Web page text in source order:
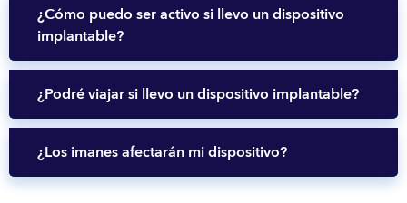
¿Cómo puedo ser activo si llevo un dispositivo
implantable?
¿Podré viajar si llevo un dispositivo implantable?
¿Los imanes afectarán mi dispositivo?